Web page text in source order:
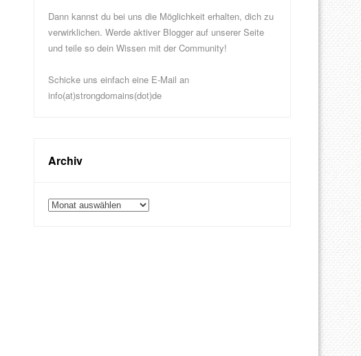
Dann kannst du bei uns die Möglichkeit erhalten, dich zu
verwirklichen. Werde aktiver Blogger auf unserer Seite
und teile so dein Wissen mit der Community!
Schicke uns einfach eine E-Mail an
info(at)strongdomains(dot)de
Archiv
Archiv